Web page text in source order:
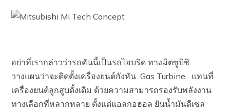
อย่าที่เรากล่าวว่ารถคันนี้เป็นรถไฮบริด ทางมิตซูบิชิ
วางแผนว่าจะติดตั้งเครื่องยนต์กังหัน Gas Turbine แทนที่
เครื่องยนต์ลูกสูบดั้งเดิม ด้วยความสามารถรองรับพลังงาน
ทางเลือกที่หลากหลาย ตั้งแต่แอลกอฮอล ยันน้ำมันดีเซล